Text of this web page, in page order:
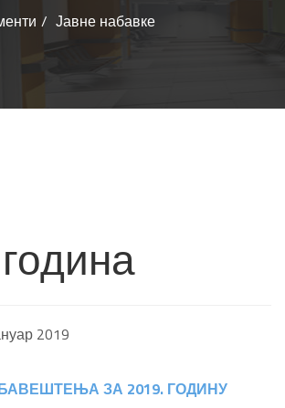
Јавне набавке
2019
ЗА 2019. ГОДИНУ